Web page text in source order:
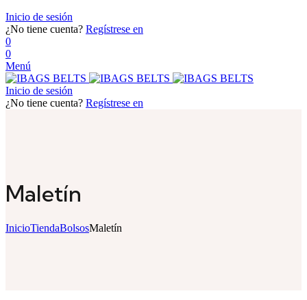
Inicio de sesión
¿No tiene cuenta? Regístrese en
0
0
Menú
Inicio de sesión
¿No tiene cuenta? Regístrese en
Maletín
InicioTiendaBolsosMaletín